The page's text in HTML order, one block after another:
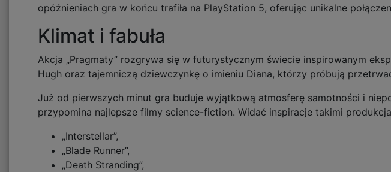
opóźnieniach gra w końcu trafiła na PlayStation 5, oferując unikalne
Klimat i fabuła
Akcja „Pragmaty” rozgrywa się w futurystycznym świecie inspirowanym
Hugh oraz tajemniczą dziewczynkę o imieniu Diana, którzy próbują
Już od pierwszych minut gra buduje wyjątkową atmosferę samotności i
przypomina najlepsze filmy science-fiction. Widać inspiracje takimi
„Interstellar”,
„Blade Runner”,
„Death Stranding”,